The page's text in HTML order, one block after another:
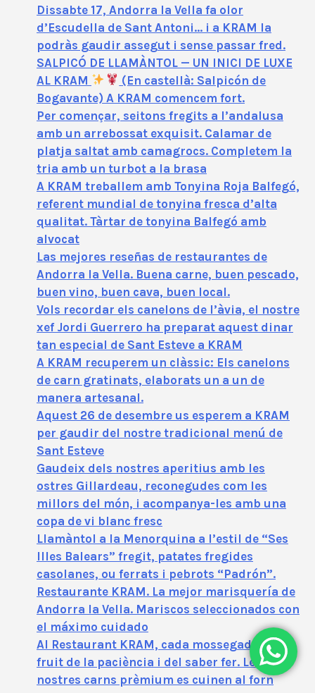
Dissabte 17, Andorra la Vella fa olor
d’Escudella de Sant Antoni… i a KRAM la
podràs gaudir assegut i sense passar fred.
SALPICÓ DE LLAMÀNTOL — UN INICI DE LUXE
AL KRAM
(En castellà: Salpicón de
Bogavante) A KRAM comencem fort.
Per començar, seitons fregits a l’andalusa
amb un arrebossat exquisit. Calamar de
platja saltat amb camagrocs. Completem la
tria amb un turbot a la brasa
A KRAM treballem amb Tonyina Roja Balfegó,
referent mundial de tonyina fresca d’alta
qualitat. Tàrtar de tonyina Balfegó amb
alvocat
Las mejores reseñas de restaurantes de
Andorra la Vella. Buena carne, buen pescado,
buen vino, buen cava, buen local.
Vols recordar els canelons de l’àvia, el nostre
xef Jordi Guerrero ha preparat aquest dinar
tan especial de Sant Esteve a KRAM
A KRAM recuperem un clàssic: Els canelons
de carn gratinats, elaborats un a un de
manera artesanal.
Aquest 26 de desembre us esperem a KRAM
per gaudir del nostre tradicional menú de
Sant Esteve
Gaudeix dels nostres aperitius amb les
ostres Gillardeau, reconegudes com les
millors del món, i acompanya-les amb una
copa de vi blanc fresc
Llamàntol a la Menorquina a l’estil de “Ses
Illes Balears” fregit, patates fregides
casolanes, ou ferrats i pebrots “Padrón”.
Restaurante KRAM. La mejor marisquería de
Andorra la Vella. Mariscos seleccionados con
el máximo cuidado
Al Restaurant KRAM, cada mossegada és
fruit de la paciència i del saber fer. Les
nostres carns prèmium es cuinen al forn